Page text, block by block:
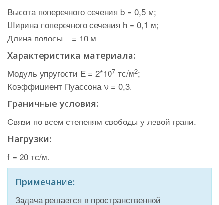
Высота поперечного сечения b = 0,5 м;
Ширина поперечного сечения h = 0,1 м;
Длина полосы L = 10 м.
Характеристика материала:
Модуль упругости Е = 2*107 тс/м2;
Коэффициент Пуассона ν = 0,3.
Граничные условия:
Связи по всем степеням свободы у левой грани.
Нагрузки:
f = 20 тс/м.
Примечание:
Задача решается в пространственной